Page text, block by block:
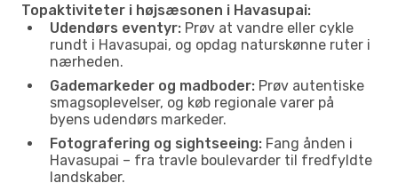
Topaktiviteter i højsæsonen i Havasupai:
Udendørs eventyr: Prøv at vandre eller cykle
rundt i Havasupai, og opdag naturskønne ruter i
nærheden.
Gademarkeder og madboder: Prøv autentiske
smagsoplevelser, og køb regionale varer på
byens udendørs markeder.
Fotografering og sightseeing: Fang ånden i
Havasupai – fra travle boulevarder til fredfyldte
landskaber.